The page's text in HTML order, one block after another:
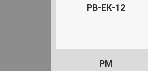
РВ-ЕК-12
РМ